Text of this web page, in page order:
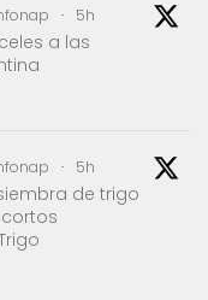
· 5h
a las
· 5h
de trigo